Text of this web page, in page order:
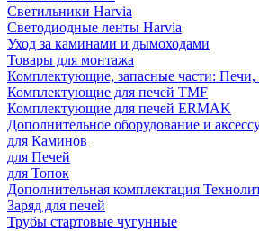
Светильники Harvia
Светодиодные ленты Harvia
Уход за каминами и дымоходами
Товары для монтажа
Комплектующие, запасные части:
Комплектующие для печей TMF
Комплектующие для печей ERMAK
Дополнительное оборудование и
для Каминов
для Печей
для Топок
Дополнительная комплектация
Заряд для печей
Трубы стартовые чугунные